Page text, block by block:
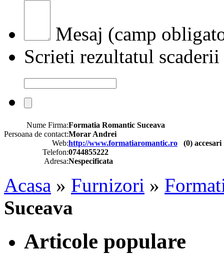
Mesaj (camp
Scrieti rezultatul scaderii
Nume Firma:Formatia Romantic Suceava
Persoana de contact:Morar Andrei
Web:http://www.formatiaromantic.ro (0) accesari
Telefon:0744855222
Adresa:Nespecificata
Acasa » Furnizori »
Suceava
Articole populare